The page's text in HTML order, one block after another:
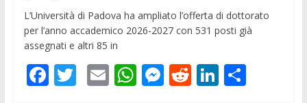
L’Università di Padova ha ampliato l’offerta di dottorato
per l’anno accademico 2026-2027 con 531 posti già
assegnati e altri 85 in
F T E W M R Li C